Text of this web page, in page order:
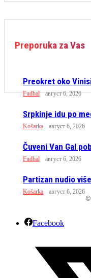
Preporuka za Vas
Preokret oko
Fudbal август 6, 2026
Srpkinje idu po
Košarka август 6, 2026
Čuveni Van Gal
Fudbal август 6, 2026
Partizan nudio
Košarka август 6, 2026
©
Facebook